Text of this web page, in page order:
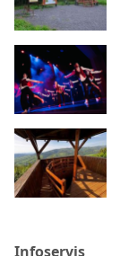
Infoservis